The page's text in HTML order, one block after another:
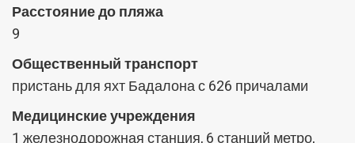
Расстояние до пляжа
9
Общественный транспорт
пристань для яхт Бадалона с 626 причалами
Медицинские учреждения
1 железнодорожная станция, 6 станций метро, ​​